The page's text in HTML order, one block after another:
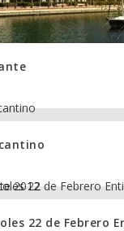
22 de Febrero